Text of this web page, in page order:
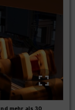
mehr als 30